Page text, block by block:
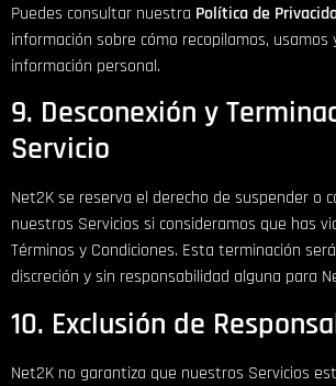
Puedes consultar nuestra Política de
información sobre cómo recopilamos,
información personal.
9. Desconexión y
Servicio
Net2K se reserva el derecho de suspender o
nuestros Servicios si consideramos que has
Términos y Condiciones. Esta terminación
discreción y sin responsabilidad alguna para
10. Exclusión de
Net2K no garantiza que nuestros Servicios